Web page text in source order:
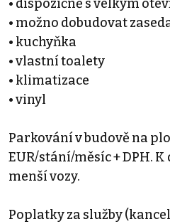
• dispozičně s velkým
• možno dobudovat
• kuchyňka
• vlastní toalety
• klimatizace
• vinyl
Parkování v budově na
EUR/stání/měsíc + DPH.
menší vozy.
Poplatky za služby